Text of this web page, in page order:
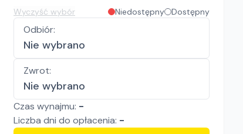
Wyczyść wybór Niedostępny Dostępny
Odbiór:
Nie wybrano
Zwrot:
Nie wybrano
Czas wynajmu: -
Liczba dni do opłacenia: -